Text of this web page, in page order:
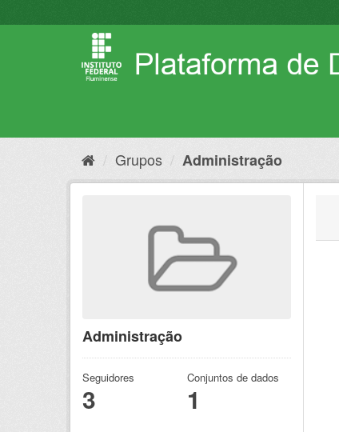
para
Grupos Administração
Administração
Seguidores
3
Conjuntos de dados
1